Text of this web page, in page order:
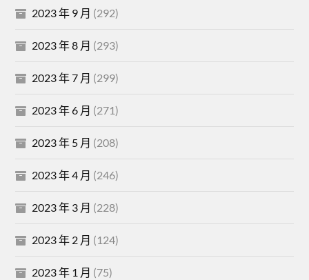
2023 年 9 月 (292)
2023 年 8 月 (293)
2023 年 7 月 (299)
2023 年 6 月 (271)
2023 年 5 月 (208)
2023 年 4 月 (246)
2023 年 3 月 (228)
2023 年 2 月 (124)
2023 年 1 月 (75)